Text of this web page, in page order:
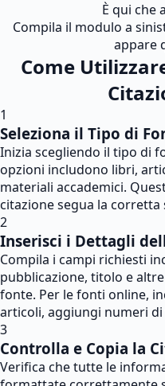
È qui che
Compila il modulo a
appare
Come
1
Seleziona il Tipo di
Inizia scegliendo il tipo di
opzioni includono libri,
materiali accademici.
citazione segua la
2
Inserisci i Dettagli
Compila i campi richiesti
pubblicazione, titolo e
fonte. Per le fonti online,
articoli, aggiungi numeri
3
Controlla e Copia la
Verifica che tutte le